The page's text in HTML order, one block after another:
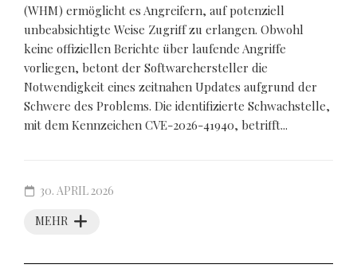
(WHM) ermöglicht es Angreifern, auf potenziell
unbeabsichtigte Weise Zugriff zu erlangen. Obwohl
keine offiziellen Berichte über laufende Angriffe
vorliegen, betont der Softwarehersteller die
Notwendigkeit eines zeitnahen Updates aufgrund der
Schwere des Problems. Die identifizierte Schwachstelle,
mit dem Kennzeichen CVE-2026-41940, betrifft...
MEHR
30. APRIL 2026